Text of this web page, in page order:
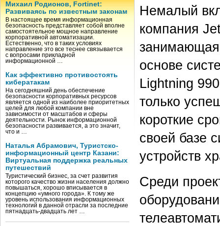
Михаил Родионов, Fortinet:
Развиваясь по известным законам
В настоящее время информационная
безопасность представляет собой вполне
самостоятельное мощное направление
корпоративной автоматизации.
Естественно, что в таких условиях
направление это все теснее связывается
с вопросами прикладной
информационной …
Как эффективно противостоять
кибератакам
На сегодняшний день обеспечение
безопасности корпоративных ресурсов
является одной из наиболее приоритетных
целей для любой компании вне
зависимости от масштабов и сферы
деятельности. Рынок информационной
безопасности развивается, а это значит,
что и …
Наталья Абрамович, Туристско-
информационный центр Казани:
Виртуальная поддержка реальных
путешествий
Туристический бизнес, за счет развития
которого качество жизни населения должно
повышаться, хорошо вписывается в
концепцию «умного города». К тому же
уровень использования информационных
технологий в данной отрасли за последние
пятнадцать-двадцать лет …
Немалый
компания
основе
Lightning
только
короткие
своей базе
устройств
Среди